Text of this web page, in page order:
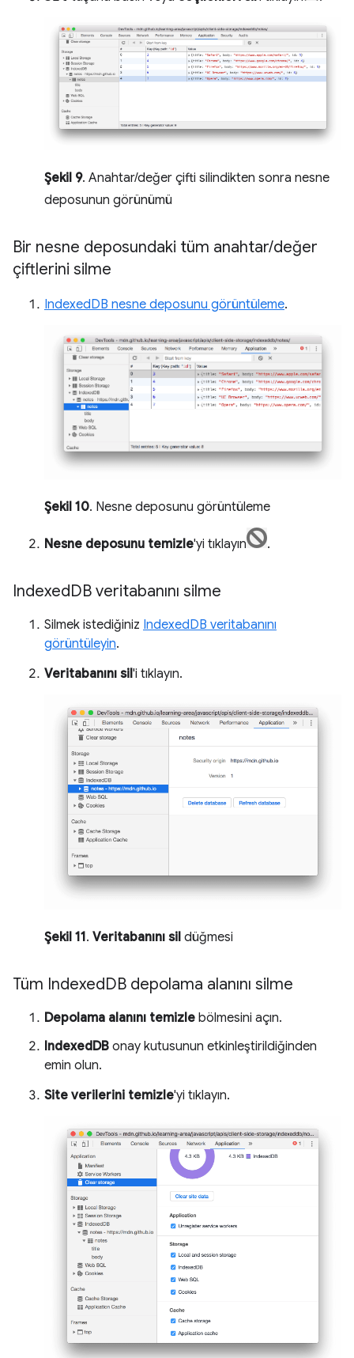
Şekil 9. Anahtar/değer çifti silindikten sonra nesne
deposunun görünümü
Bir nesne deposundaki tüm anahtar/değer
çiftlerini silme
IndexedDB nesne deposunu görüntüleme.
Şekil 10. Nesne deposunu görüntüleme
Nesne deposunu temizle'yi tıklayın .
IndexedDB veritabanını silme
Silmek istediğiniz IndexedDB veritabanını
görüntüleyin.
Veritabanını sil'i tıklayın.
Şekil 11. Veritabanını sil düğmesi
Tüm IndexedDB depolama alanını silme
Depolama alanını temizle bölmesini açın.
IndexedDB onay kutusunun etkinleştirildiğinden
emin olun.
Site verilerini temizle'yi tıklayın.